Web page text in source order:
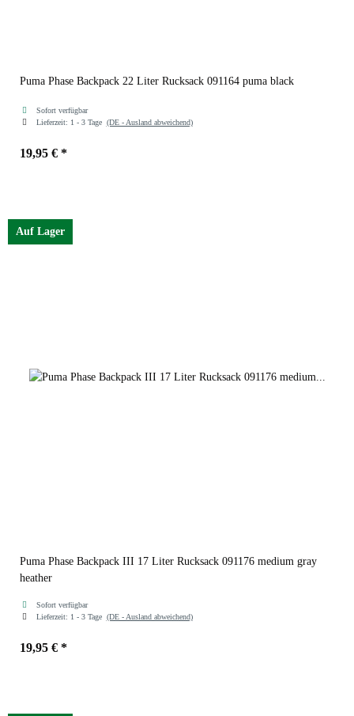
Puma Phase Backpack 22 Liter Rucksack 091164 puma black
Sofort verfügbar
Lieferzeit: 1 - 3 Tage (DE - Ausland abweichend)
19,95 € *
Auf Lager
Puma Phase Backpack III 17 Liter Rucksack 091176 medium gray
heather
Sofort verfügbar
Lieferzeit: 1 - 3 Tage (DE - Ausland abweichend)
19,95 € *